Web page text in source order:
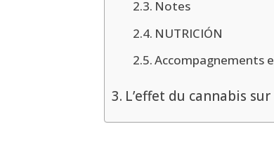
Notes
NUTRICIÓN
Accompagnements
L’effet du cannabis